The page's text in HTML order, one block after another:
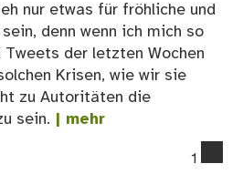
nur etwas für fröhliche und
denn wenn ich mich so
Tweets der letzten Wochen
Krisen, wie wir sie
zu Autoritäten die
sein. | mehr
1